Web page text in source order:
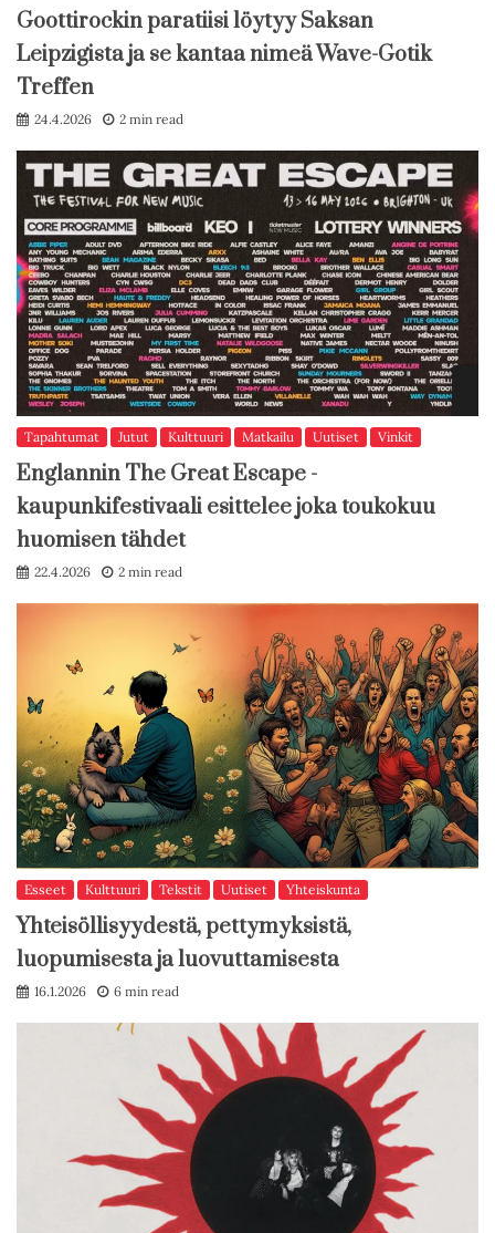
Goottirockin paratiisi löytyy Saksan
Leipzigista ja se kantaa nimeä Wave-Gotik
Treffen
24.4.2026 2 min read
Tapahtumat Jutut Kulttuuri Matkailu Uutiset Vinkit
Englannin The Great Escape -
kaupunkifestivaali esittelee joka toukokuu
huomisen tähdet
22.4.2026 2 min read
Esseet Kulttuuri Tekstit Uutiset Yhteiskunta
Yhteisöllisyydestä, pettymyksistä,
luopumisesta ja luovuttamisesta
16.1.2026 6 min read